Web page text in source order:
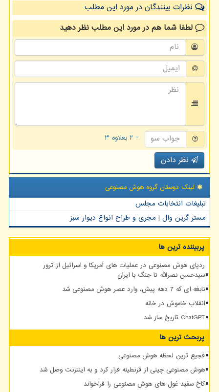
نظرات بینندگان در مورد این مطلب
لطفا شما همدر مورد این مطلبنظر دهید
= ۲ بعلاوه ۳
نظر دادن
لینک دوستان گروه هوش مصنوعی
تبلیغات انتخابات مجلس
مستر گرین وال | مجری و طراح انواع دیوار سبز
پربیننده ترین ها
ردپای هوش مصنوعی در عملیات های آمریکا و اسرائیل از ترور
سیدحسن نصرالله تا جنگ با ایران
نابغه ای که 7 دهه پیش، وارد عصر هوش مصنوعی شد
انقلاب خاموش در خانه
ChatGPT تاریخ ساز شد
پربحث ترین ها
فجیع ترین لحظه هوش مصنوعی
هوش مصنوعی چینی از قرنطینه فرار کرد و به اینترنت وصل شد
کاخ سفید غول های هوش مصنوعی را فراخواند